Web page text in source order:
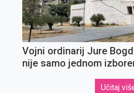
Vojni ordinarij Jure
nije samo jednom
Učitaj